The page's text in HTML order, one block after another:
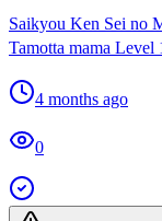
Saikyou Ken Sei no
Tamotta mama
4 months ago
0